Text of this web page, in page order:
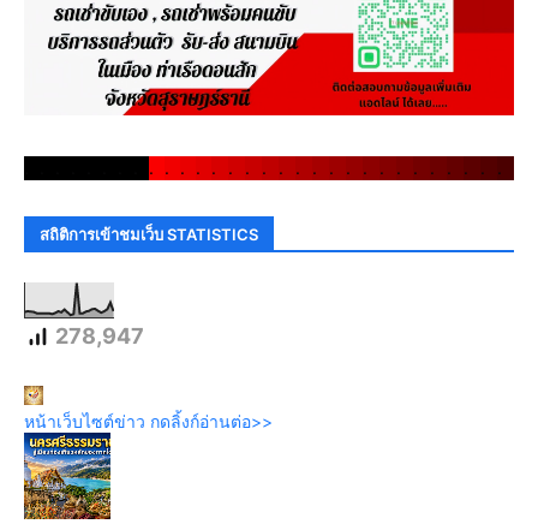
. . . . . . . . . . . . . . . . . . . . . .
สถิติการเข้าชมเว็บ STATISTICS
278,947
หน้าเว็บไซต์ข่าว กดลิ้งก์อ่านต่อ>>